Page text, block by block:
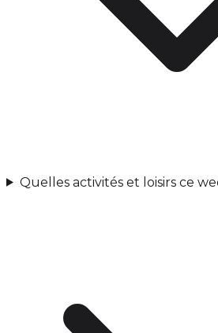
Quelles activités et loisirs ce